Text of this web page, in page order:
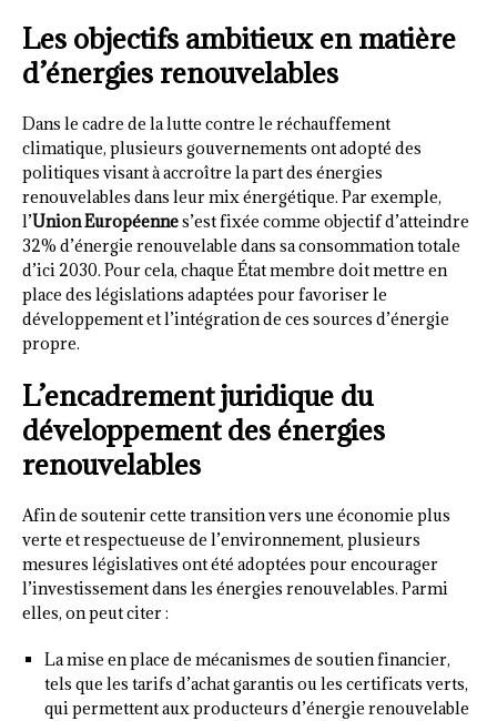
Les objectifs ambitieux en matière
d’énergies renouvelables
Dans le cadre de la lutte contre le réchauffement
climatique, plusieurs gouvernements ont adopté des
politiques visant à accroître la part des énergies
renouvelables dans leur mix énergétique. Par exemple,
l’Union Européennes’est fixée comme objectif d’atteindre
32% d’énergie renouvelable dans sa consommation totale
d’ici 2030. Pour cela, chaque État membre doit mettre en
place des législations adaptées pour favoriser le
développement et l’intégration de ces sources d’énergie
propre.
L’encadrement juridique du
développement des énergies
renouvelables
Afin de soutenir cette transition vers une économie plus
verte et respectueuse de l’environnement, plusieurs
mesures législatives ont été adoptées pour encourager
l’investissement dans les énergies renouvelables. Parmi
elles, on peut citer :
La mise en place de mécanismes de soutien financier,
tels que les tarifs d’achat garantis ou les certificats verts,
qui permettent aux producteurs d’énergie renouvelable